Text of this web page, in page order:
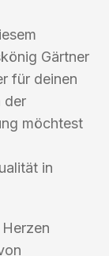
Gärtner
für deinen
der
möchtest
in